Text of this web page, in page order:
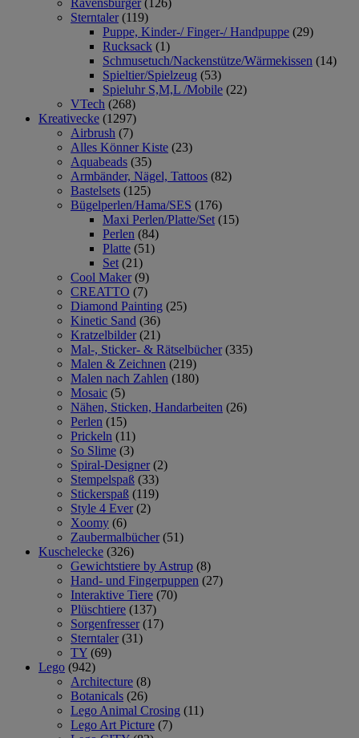
Ravensburger (126)
Sterntaler (119)
Puppe, Kinder-/ Finger-/ Handpuppe (29)
Rucksack (1)
Schmusetuch/Nackenstütze/Wärmekissen (14)
Spieltier/Spielzeug (53)
Spieluhr S,M,L /Mobile (22)
VTech (268)
Kreativecke (1297)
Airbrush (7)
Alles Könner Kiste (23)
Aquabeads (35)
Armbänder, Nägel, Tattoos (82)
Bastelsets (125)
Bügelperlen/Hama/SES (176)
Maxi Perlen/Platte/Set (15)
Perlen (84)
Platte (51)
Set (21)
Cool Maker (9)
CREATTO (7)
Diamond Painting (25)
Kinetic Sand (36)
Kratzelbilder (21)
Mal-, Sticker- & Rätselbücher (335)
Malen & Zeichnen (219)
Malen nach Zahlen (180)
Mosaic (5)
Nähen, Sticken, Handarbeiten (26)
Perlen (15)
Prickeln (11)
So Slime (3)
Spiral-Designer (2)
Stempelspaß (33)
Stickerspaß (119)
Style 4 Ever (2)
Xoomy (6)
Zaubermalbücher (51)
Kuschelecke (326)
Gewichtstiere by Astrup (8)
Hand- und Fingerpuppen (27)
Interaktive Tiere (70)
Plüschtiere (137)
Sorgenfresser (17)
Sterntaler (31)
TY (69)
Lego (942)
Architecture (8)
Botanicals (26)
Lego Animal Crosing (11)
Lego Art Picture (7)